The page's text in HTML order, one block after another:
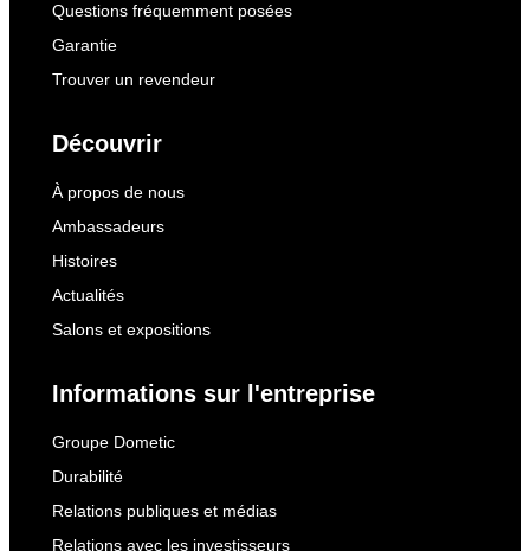
Questions fréquemment posées
Garantie
Trouver un revendeur
Découvrir
À propos de nous
Ambassadeurs
Histoires
Actualités
Salons et expositions
Informations sur l'entreprise
Groupe Dometic
Durabilité
Relations publiques et médias
Relations avec les investisseurs